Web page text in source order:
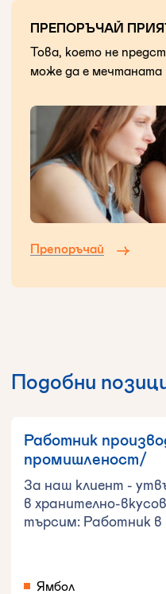
ПРЕПОРЪЧАЙ
Това, което не
може да е мечтаната
Препоръчай
Подобни
Работник
промишленост/
За наш клиент -
в хранително-
търсим: Работник
Ямбол